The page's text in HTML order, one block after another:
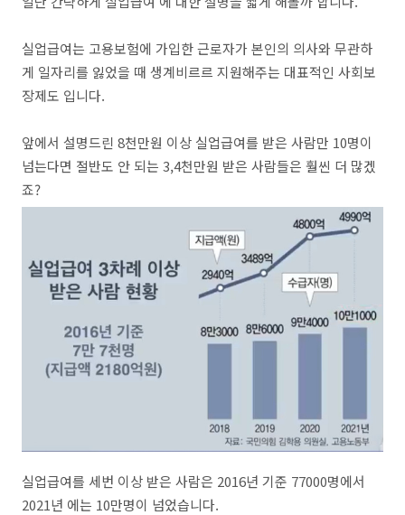
실업급여는 고용보험에 가입한 근로자가 본인의 의사와 무관하
게 일자리를 잃었을 때 생계비르르 지원해주는 대표적인 사회보
장제도 입니다.
앞에서 설명드린 8천만원 이상 실업급여를 받은 사람만 10명이
넘는다면 절반도 안 되는 3,4천만원 받은 사람들은 훨씬 더 많겠
죠?
실업급여를 세번 이상 받은 사람은 2016년 기준 77000명에서
2021년 에는 10만명이 넘었습니다.